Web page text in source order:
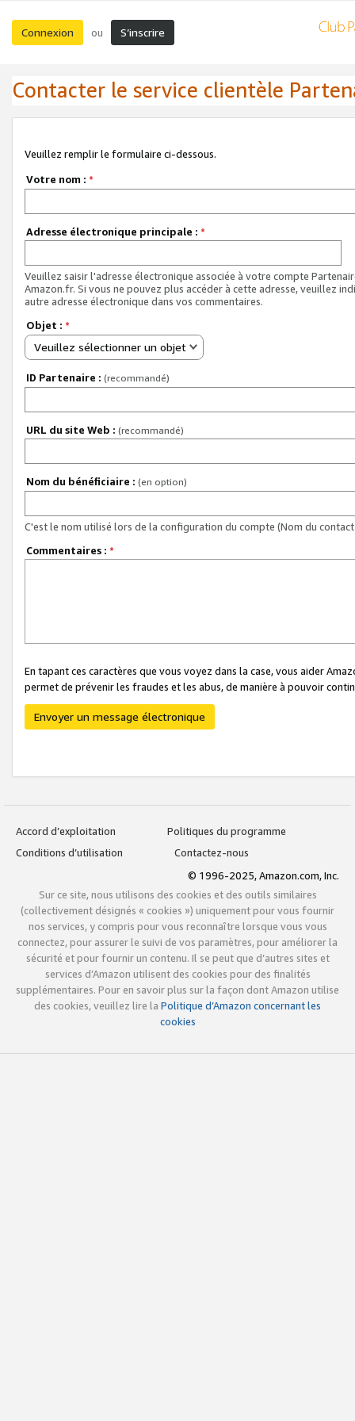
Connexion ou S’inscrire
Contacter le service clientèle
Veuillez remplir le formulaire ci-dessous.
Votre nom : *
Adresse électronique principale : *
Veuillez saisir l'adresse électronique associée à votre compte
Amazon.fr. Si vous ne pouvez plus accéder à cette adresse, veuillez
autre adresse électronique dans vos commentaires.
Objet : *
Veuillez sélectionner un objet
ID Partenaire : (recommandé)
URL du site Web : (recommandé)
Nom du bénéficiaire : (en option)
C'est le nom utilisé lors de la configuration du compte (Nom du
Commentaires : *
En tapant ces caractères que vous voyez dans la case, vous aider
permet de prévenir les fraudes et les abus, de manière à pouvoir
Envoyer un message électronique
Accord d’exploitation
Politiques du programme
Conditions d’utilisation
Contactez-nous
© 1996-2025, Amazon.com, Inc.
Sur ce site, nous utilisons des cookies et des outils similaires
(collectivement désignés « cookies ») uniquement pour vous fournir
nos services, y compris pour vous reconnaître lorsque vous vous
connectez, pour assurer le suivi de vos paramètres, pour améliorer la
sécurité et pour fournir un contenu. Il se peut que d’autres sites et
services d’Amazon utilisent des cookies pour des finalités
supplémentaires. Pour en savoir plus sur la façon dont Amazon utilise
des cookies, veuillez lire la Politique d’Amazon concernant les
cookies